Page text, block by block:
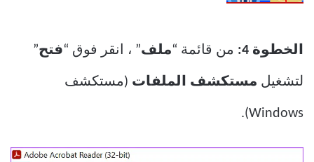
الخطوة 4: من قائمة “ملف” ، انقر فوق “فتح”
لتشغيل مستكشف الملفات (مستكشف
Windows).